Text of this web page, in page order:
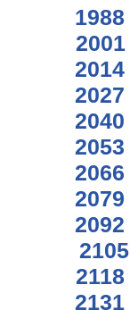
1988
2001
2014
2027
2040
2053
2066
2079
2092
2105
2118
2131